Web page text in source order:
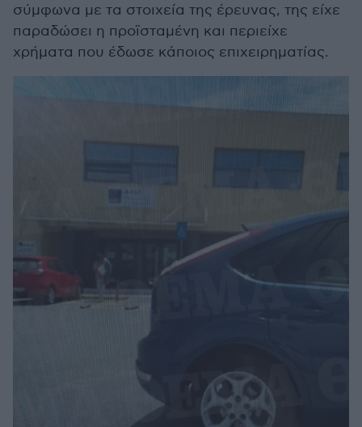
σύμφωνα με τα στοιχεία της έρευνας, της είχε
παραδώσει η προϊσταμένη και περιείχε
χρήματα που έδωσε κάποιος επιχειρηματίας.